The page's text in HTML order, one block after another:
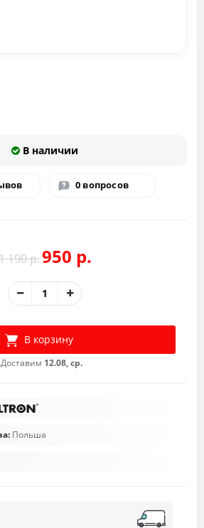
В наличии
0 вопросов
190 р.950 р.
В корзину
Доставим 12.08, ср.
Польша